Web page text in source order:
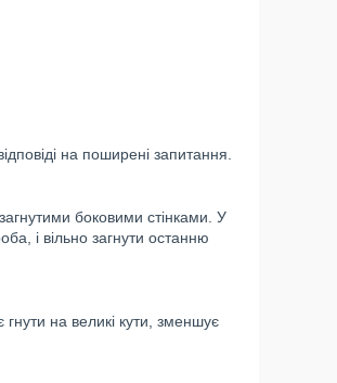
на поширені запитання.
боковими стінками. У
і вільно загнути останню
на великі кути, зменшує